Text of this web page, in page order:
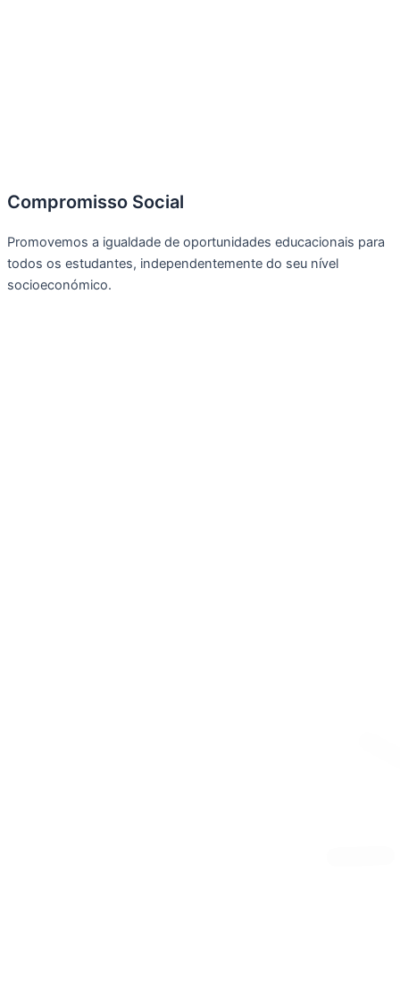
Compromisso Social
Promovemos a igualdade de oportunidades educacionais para
todos os estudantes, independentemente do seu nível
socioeconómico.